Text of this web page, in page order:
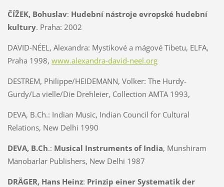
ČÍŽEK, Bohuslav: Hudební nástroje evropské hudební
kultury. Praha: 2002
DAVID-NÉEL, Alexandra: Mystikové a mágové Tibetu, ELFA,
Praha 1998, www.alexandra-david-neel.org
DESTREM, Philippe/HEIDEMANN, Volker: The Hurdy-
Gurdy/La vielle/Die Drehleier, Collection AMTA 1993,
DEVA, B.Ch.: Indian Music, Indian Council for Cultural
Relations, New Delhi 1990
DEVA, B.Ch.: Musical Instruments of India, Munshiram
Manobarlar Publishers, New Delhi 1987
DRÄGER, Hans Heinz: Prinzip einer Systematik der